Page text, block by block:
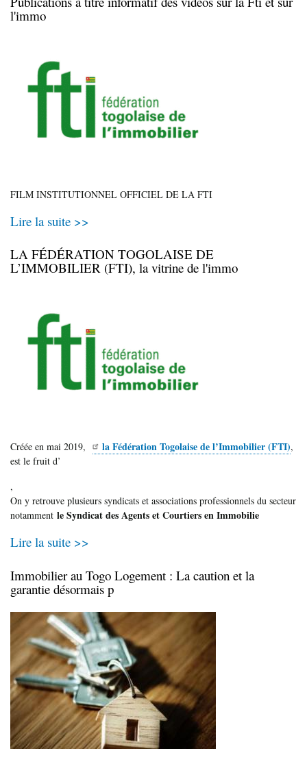
l'immo
FILM INSTITUTIONNEL OFFICIEL DE LA FTI
Lire la suite >>
LA FÉDÉRATION TOGOLAISE DE
L’IMMOBILIER (FTI), la vitrine de l'immo
Créée en mai 2019, la Fédération Togolaise de l’Immobilier (FTI),
est le fruit d’
,
On y retrouve plusieurs syndicats et associations professionnels du secteur
notamment le Syndicat des Agents et Courtiers en Immobilie
Lire la suite >>
Immobilier au Togo Logement : La caution et la
garantie désormais p